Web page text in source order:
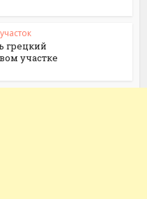
грецкий
участке